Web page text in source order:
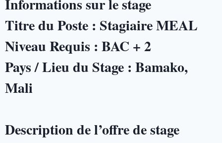
Informations sur le stage
Titre du Poste : Stagiaire MEAL
Niveau Requis : BAC + 2
Pays / Lieu du Stage : Bamako,
Mali
Description de l’offre de stage